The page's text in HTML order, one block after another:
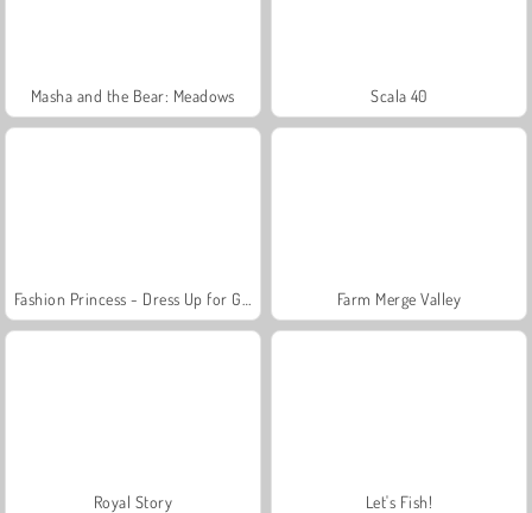
Masha and the Bear: Meadows Scala 40
Farm Merge Valley
Royal Story Let's Fish!